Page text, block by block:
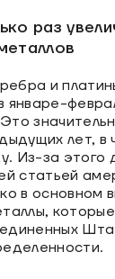
раз
и
Это
лет, в
Из-за этого
статьей
в основном